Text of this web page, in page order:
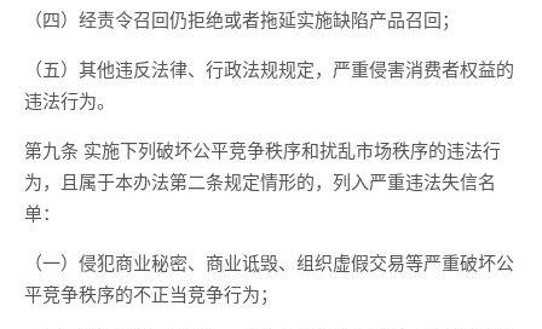
（四）经责令召回仍拒绝或者拖延实施缺陷产品召回；
（五）其他违反法律、行政法规规定，严重侵害消费者权益的
违法行为。
第九条 实施下列破坏公平竞争秩序和扰乱市场秩序的违法行
为，且属于本办法第二条规定情形的，列入严重违法失信名
单：
（一）侵犯商业秘密、商业诋毁、组织虚假交易等严重破坏公
平竞争秩序的不正当竞争行为；